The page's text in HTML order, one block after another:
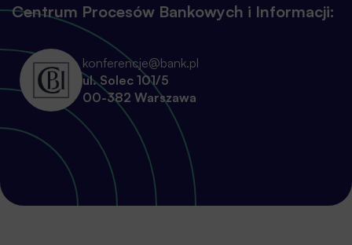
Centrum Procesów Bankowych i Informacji:
konferencje@bank.pl
ul. Solec 101/5
00-382 Warszawa